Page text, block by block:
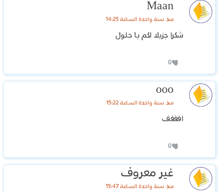
Maan
منذ سنة واحدة الساعة 14:25
شكرا جزيلا لكم يا حلول
0
ooo
منذ سنة واحدة الساعة 15:22
افففف
0
غير معروف
منذ سنة واحدة الساعة 15:47